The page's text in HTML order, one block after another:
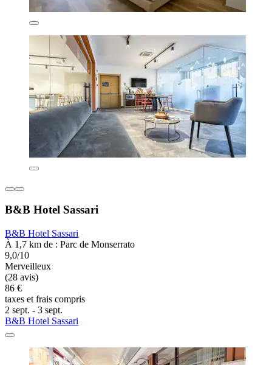
B&B Hotel Sassari
B&B Hotel Sassari
À 1,7 km de : Parc de Monserrato
9,0/10
Merveilleux
(28 avis)
86 €
taxes et frais compris
2 sept. - 3 sept.
B&B Hotel Sassari